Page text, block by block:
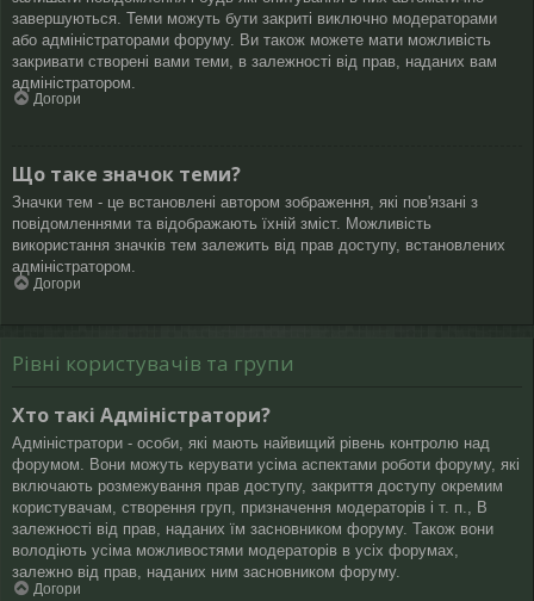
завершуються. Теми можуть бути закриті виключно модераторами
або адміністраторами форуму. Ви також можете мати можливість
закривати створені вами теми, в залежності від прав, наданих вам
адміністратором.
Догори
Що таке значок теми?
Значки тем - це встановлені автором зображення, які пов'язані з
повідомленнями та відображають їхній зміст. Можливість
використання значків тем залежить від прав доступу, встановлених
адміністратором.
Догори
Рівні користувачів та групи
Хто такі Адміністратори?
Адміністратори - особи, які мають найвищий рівень контролю над
форумом. Вони можуть керувати усіма аспектами роботи форуму, які
включають розмежування прав доступу, закриття доступу окремим
користувачам, створення груп, призначення модераторів і т. п., В
залежності від прав, наданих їм засновником форуму. Також вони
володіють усіма можливостями модераторів в усіх форумах,
залежно від прав, наданих ним засновником форуму.
Догори